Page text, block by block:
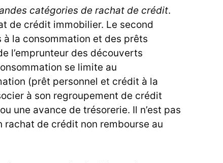
catégories de rachat de crédit.
de crédit immobilier. Le second
la consommation et des prêts
l’emprunteur des découverts
se limite au
(prêt personnel et crédit à la
à son regroupement de crédit
une avance de trésorerie. Il n’est pas
rachat de crédit non rembourse au